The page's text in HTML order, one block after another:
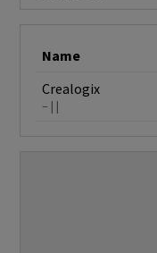
Name
Crealogix
–